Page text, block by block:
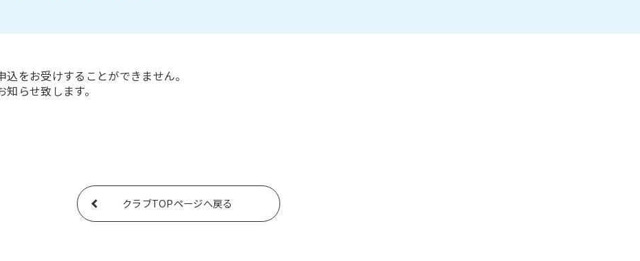
をお受けすることができません。
らせ致します。
クラブTOPページへ戻る
For foreigners